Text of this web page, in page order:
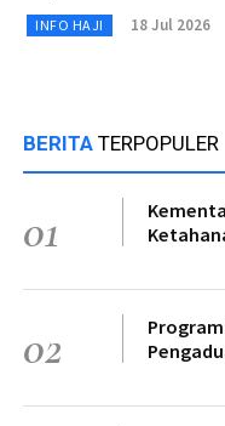
INFO HAJI 18 Jul 2026
BERITA TERPOPULER
01
02